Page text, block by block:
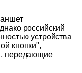
российский
устройства
кнопки",
передающие